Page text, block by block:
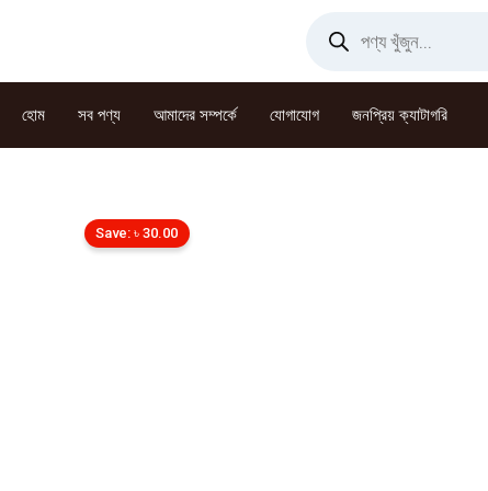
search
হোম সব পণ্য আমাদের সম্পর্কে যোগাযোগ জনপ্রিয় ক্যাটাগরি
Save:৳30.00